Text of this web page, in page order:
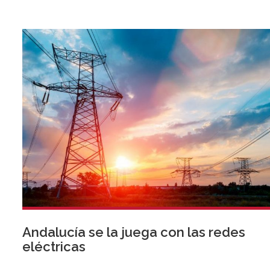
Andalucía se la juega con las redes
eléctricas